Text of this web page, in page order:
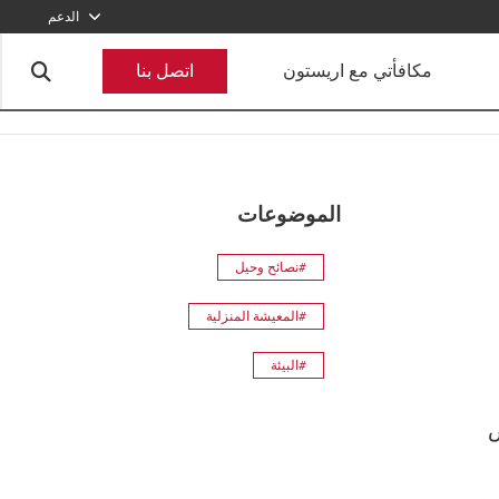
الدعم
800-2747866
مكافأتي مع اريستون اتصل بنا
الموضوعات
#نصائح وحيل
#المعيشة المنزلية
#البيئة